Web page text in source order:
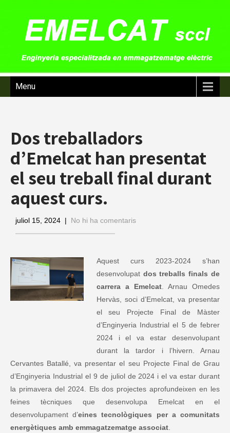
Menu
Dos treballadors
d’Emelcat han presentat
el seu treball final durant
aquest curs.
juliol 15, 2024 | No hi ha comentaris
Aquest curs 2023-2024 s’han
desenvolupat dos treballs finals de
carrera a Emelcat. Arnau Omedes
Hervàs, soci d’Emelcat, va presentar
el seu Projecte Final de Màster
d’Enginyeria Industrial el 5 de febrer
2024 i el va estar desenvolupant
durant la tardor i l’hivern. Arnau
Cervantes Batallé, va presentar el seu Projecte Final de Grau
d’Enginyeria Industrial el 9 de juliol de 2024 i el va estar durant
la primavera del 2024. Els dos projectes aprofundeixen en les
feines tècniques que desenvolupa Emelcat en el
desenvolupament d’eines tecnològiques per a comunitats
energètiques amb emmagatzematge associat